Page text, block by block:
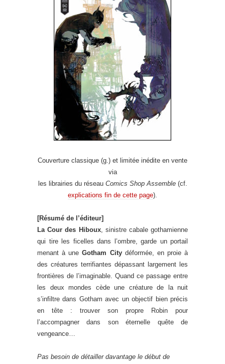
Couverture classique (g.) et limitée inédite en vente
via
les librairies du réseau Comics Shop Assemble(cf.
explications fin de cette page).
[Résumé de l’éditeur]
La Cour des Hiboux, sinistre cabale gothamienne
qui tire les ficelles dans l’ombre, garde un portail
menant à uneGotham Citydéformée, en proie à
des créatures terrifiantes dépassant largement les
frontières de l’imaginable. Quand ce passage entre
les deux mondes cède une créature de la nuit
s’infiltre dans Gotham avec un objectif bien précis
en tête : trouver son propre Robin pour
l’accompagner dans son éternelle quête de
vengeance…
Pas besoin de détailler davantage le début de